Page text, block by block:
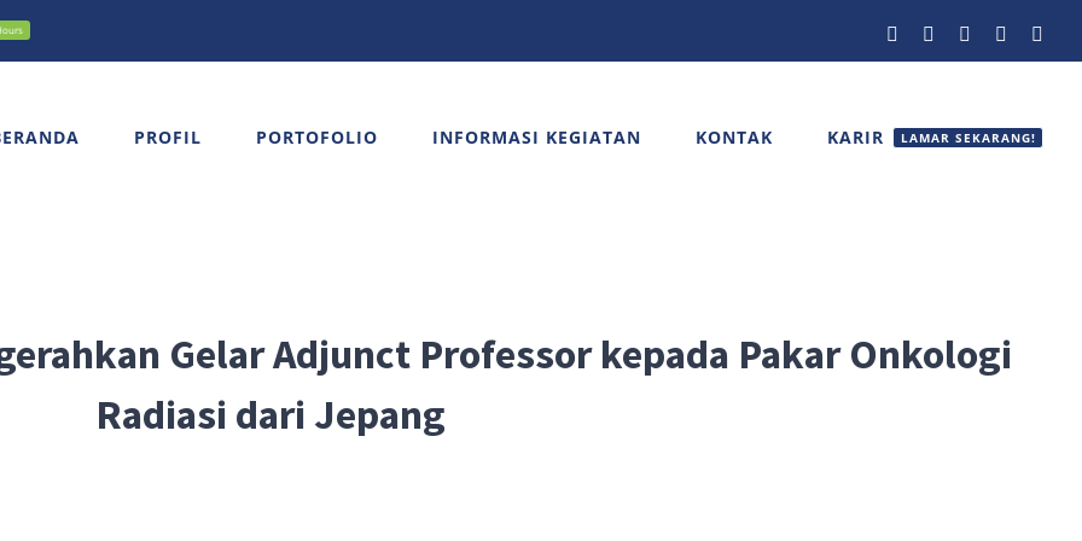
Facebook
TwitterYouTubeInstagram
PROFIL PORTOFOLIO INFORMASI KEGIATAN KONTAK KARIR LAMAR SEKARANG!
Gelar Adjunct Professor kepada Pakar Onkologi
Radiasi dari Jepang